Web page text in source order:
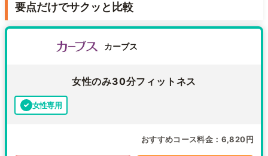
要点だけでサクッと比較
カーブス
女性のみ30分フィットネス
女性専用
おすすめコース料金 6,820円